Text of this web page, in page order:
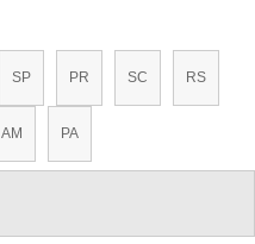
SP PR SC RS
AM PA